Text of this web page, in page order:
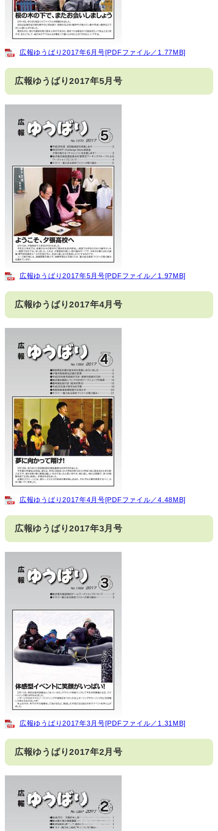
広報ゆうばり2017年6月号[PDFファイル／1.77MB]
広報ゆうばり2017年5月号
広報ゆうばり2017年5月号[PDFファイル／1.97MB]
広報ゆうばり2017年4月号
広報ゆうばり2017年4月号[PDFファイル／4.48MB]
広報ゆうばり2017年3月号
広報ゆうばり2017年3月号[PDFファイル／1.31MB]
広報ゆうばり2017年2月号